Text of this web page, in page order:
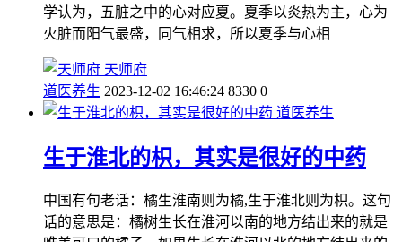
学认为，五脏之中的心对应夏。夏季以炎热为主，心为
火脏而阳气最盛，同气相求，所以夏季与心相
天师府
道医养生 2023-12-02 16:46:24 8330 0
道医养生
生于淮北的枳，其实是很好的中药
中国有句老话：橘生淮南则为橘,生于淮北则为枳。这句
话的意思是：橘树生长在淮河以南的地方结出来的就是